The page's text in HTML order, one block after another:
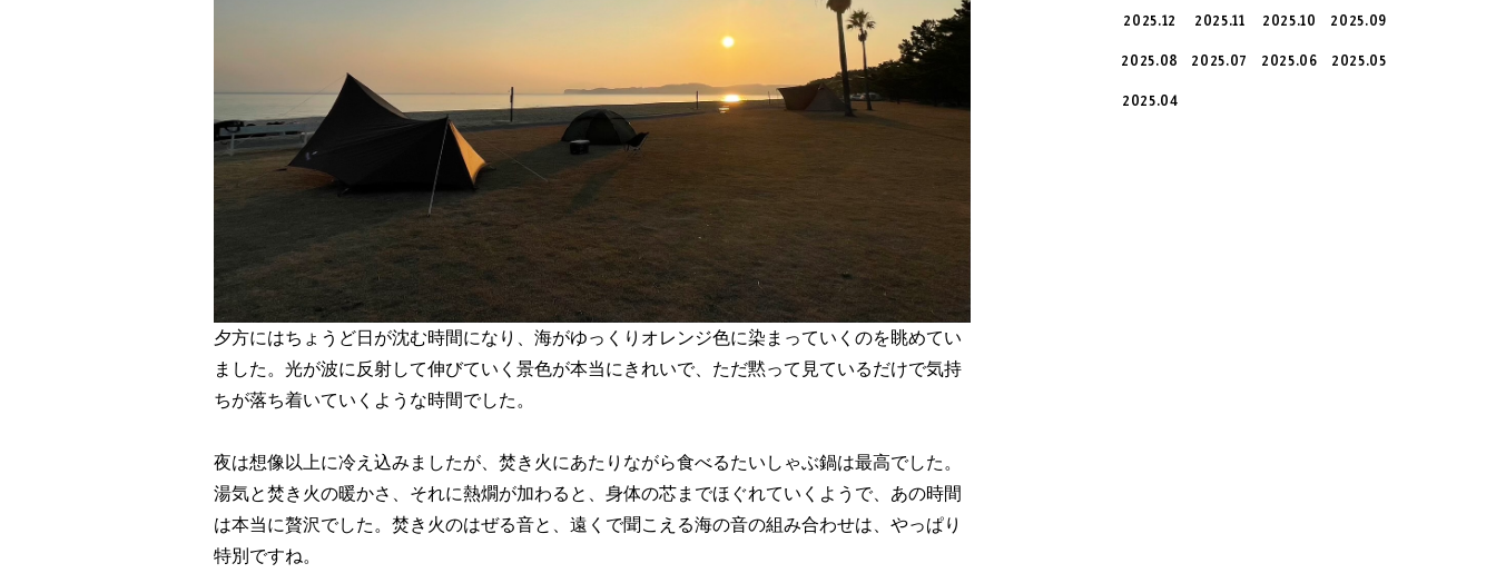
夕方にはちょうど日が沈む時間になり、海がゆっくりオレンジ色に染まっていくのを眺めてい
ました。光が波に反射して伸びていく景色が本当にきれいで、ただ黙って見ているだけで気持
ちが落ち着いていくような時間でした。
夜は想像以上に冷え込みましたが、焚き火にあたりながら食べるたいしゃぶ鍋は最高でした。
湯気と焚き火の暖かさ、それに熱燗が加わると、身体の芯までほぐれていくようで、あの時間
は本当に贅沢でした。焚き火のはぜる音と、遠くで聞こえる海の音の組み合わせは、やっぱり
特別ですね。
2025.12 2025.11 2025.10 2025.09
2025.08 2025.07 2025.06 2025.05
2025.04